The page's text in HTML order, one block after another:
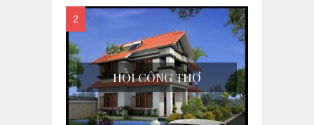
HỒI CÔNG THỢ